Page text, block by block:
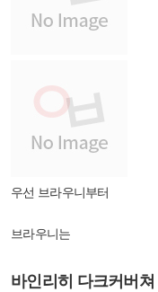
우선 브라우니부터
브라우니는
바인리히 다크커버